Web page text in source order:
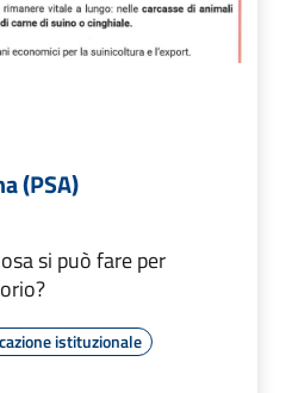
(PSA)
si può fare per
istituzionale